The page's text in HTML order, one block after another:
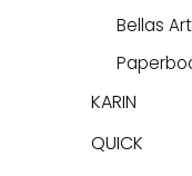
Bellas
KARIN
QUICK